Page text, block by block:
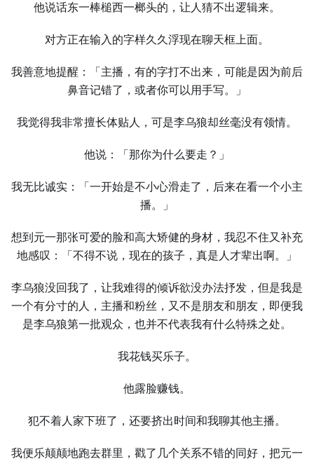
他说话东⼀棒槌西⼀榔头的，让⼈猜不出逻辑来。
对方正在输入的字样久久浮现在聊天框上面。
我善意地提醒：「主播，有的字打不出来，可能是因为前后
鼻音记错了，或者你可以用手写。」
我觉得我非常擅长体贴⼈，可是李乌狼却丝毫没有领情。
他说：「那你为什么要走？」
我无比诚实：「⼀开始是不小心滑走了，后来在看⼀个小主
播。」
想到元⼀那张可爱的脸和高⼤矫健的身材，我忍不住又补充
地感叹：「不得不说，现在的孩子，真是⼈才辈出啊。」
李乌狼没回我了，让我难得的倾诉欲没办法抒发，但是我是
⼀个有分寸的⼈，主播和粉丝，又不是朋友和朋友，即便我
是李乌狼第⼀批观众，也并不代表我有什么特殊之处。
我花钱买乐子。
他露脸赚钱。
犯不着⼈家下班了，还要挤出时间和我聊其他主播。
我便乐颠颠地跑去群里，戳了几个关系不错的同好，把元⼀